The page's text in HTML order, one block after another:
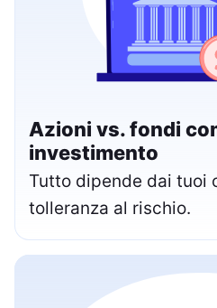
Azioni vs. fondi
investimento
Tutto dipende dai tuoi
tolleranza al rischio.